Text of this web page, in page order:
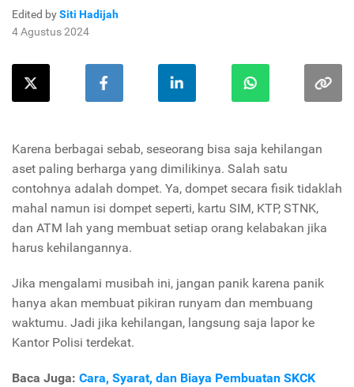
Edited bySiti Hadijah
4 Agustus 2024
Karena berbagai sebab, seseorang bisa saja kehilangan
aset paling berharga yang dimilikinya. Salah satu
contohnya adalah dompet. Ya, dompet secara fisik tidaklah
mahal namun isi dompet seperti, kartu SIM, KTP, STNK,
dan ATM lah yang membuat setiap orang kelabakan jika
harus kehilangannya.
Jika mengalami musibah ini, jangan panik karena panik
hanya akan membuat pikiran runyam dan membuang
waktumu. Jadi jika kehilangan, langsung saja lapor ke
Kantor Polisi terdekat.
Baca Juga: Cara, Syarat, dan Biaya Pembuatan SKCK